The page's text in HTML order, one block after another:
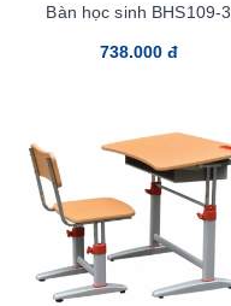
Bàn học sinh BHS109-3
738.000 đ